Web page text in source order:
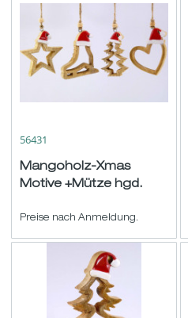
56431
Mangoholz-Xmas
Motive +Mütze hgd.
H10cm
Preise nach Anmeldung.